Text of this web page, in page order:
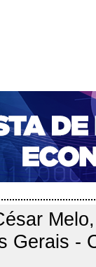
CADASTRO
DA UNIFACS
Gerais -